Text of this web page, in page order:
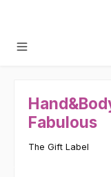
Zum Hauptinhalt
Fabulous
The Gift Label